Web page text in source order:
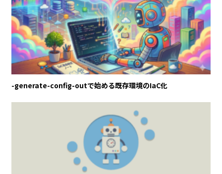
-generate-config-outで始める既存環境のIaC化